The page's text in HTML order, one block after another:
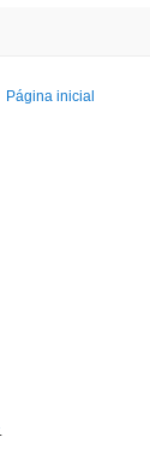
Página inicial
.